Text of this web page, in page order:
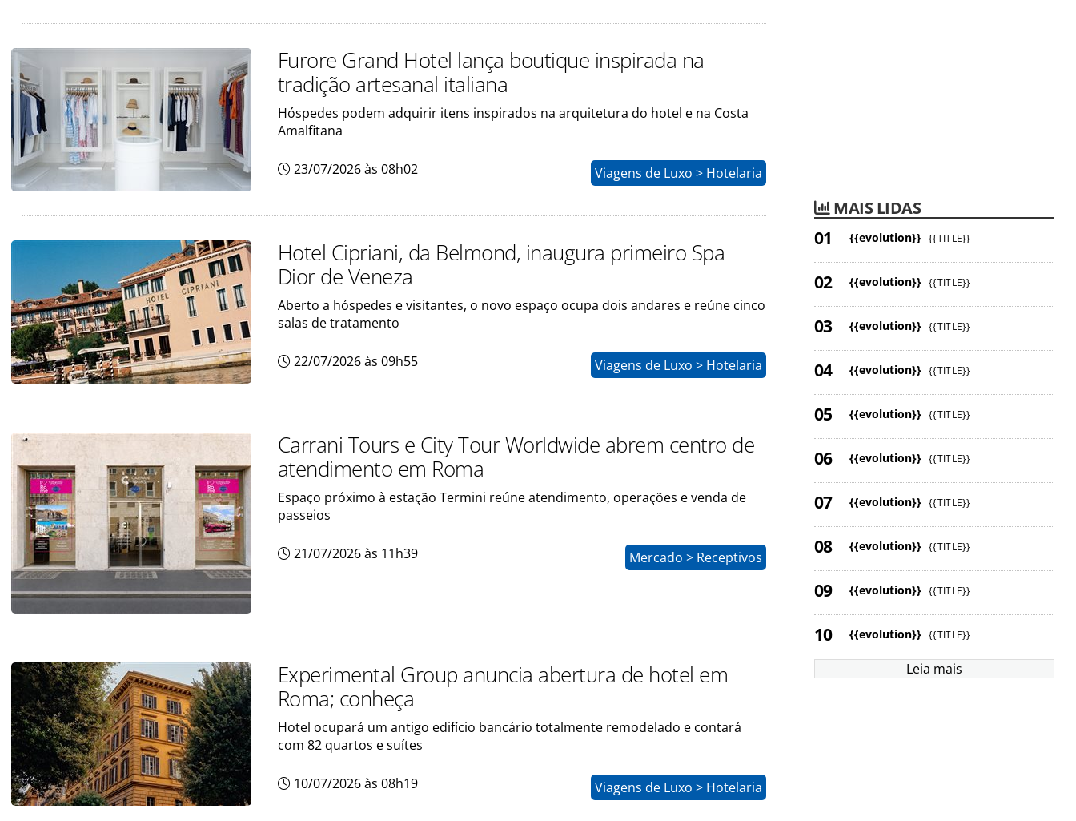
Furore Grand Hotel lança boutique inspirada na
tradição artesanal italiana
Hóspedes podem adquirir itens inspirados na arquitetura do hotel e na Costa
Amalfitana
23/07/2026 às 08h02 Viagens de Luxo > Hotelaria
Hotel Cipriani, da Belmond, inaugura primeiro Spa
Dior de Veneza
Aberto a hóspedes e visitantes, o novo espaço ocupa dois andares e reúne cinco
salas de tratamento
22/07/2026 às 09h55 Viagens de Luxo > Hotelaria
Carrani Tours e City Tour Worldwide abrem centro de
atendimento em Roma
Espaço próximo à estação Termini reúne atendimento, operações e venda de
passeios
21/07/2026 às 11h39 Mercado > Receptivos
Experimental Group anuncia abertura de hotel em
Roma; conheça
Hotel ocupará um antigo edifício bancário totalmente remodelado e contará
com 82 quartos e suítes
10/07/2026 às 08h19 Viagens de Luxo > Hotelaria
MAIS LIDAS
{{evolution}} {{TITLE}}
{{evolution}} {{TITLE}}
{{evolution}} {{TITLE}}
{{evolution}} {{TITLE}}
{{evolution}} {{TITLE}}
{{evolution}} {{TITLE}}
{{evolution}} {{TITLE}}
{{evolution}} {{TITLE}}
{{evolution}} {{TITLE}}
{{evolution}} {{TITLE}}
Leia mais